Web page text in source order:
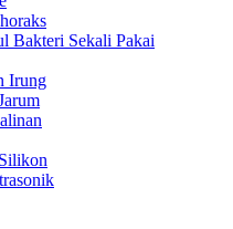
Bakteri Sekali Pakai
Irung